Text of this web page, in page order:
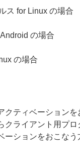
ス for Linux の場合
の場合
の場合
クティベーション
クライアント用プ
ーションをおこなう